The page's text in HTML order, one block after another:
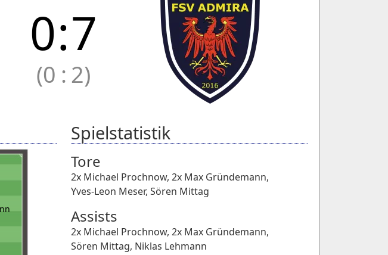
0:7
(0 : 2)
Spielstatistik
Tore
2x Michael Prochnow, 2x Max Gründemann,
Yves-Leon Meser, Sören Mittag
Assists
2x Michael Prochnow, 2x Max Gründemann,
Sören Mittag, Niklas Lehmann